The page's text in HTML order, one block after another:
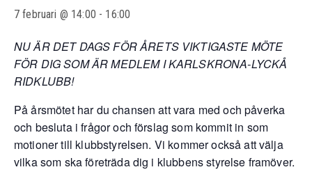
7 februari @ 14:00 - 16:00
NU ÄR DET DAGS FÖR ÅRETS VIKTIGASTE MÖTE
FÖR DIG SOM ÄR MEDLEM I KARLSKRONA-LYCKÅ
RIDKLUBB!
På årsmötet har du chansen att vara med och påverka
och besluta i frågor och förslag som kommit in som
motioner till klubbstyrelsen. Vi kommer också att välja
vilka som ska företräda dig i klubbens styrelse framöver.